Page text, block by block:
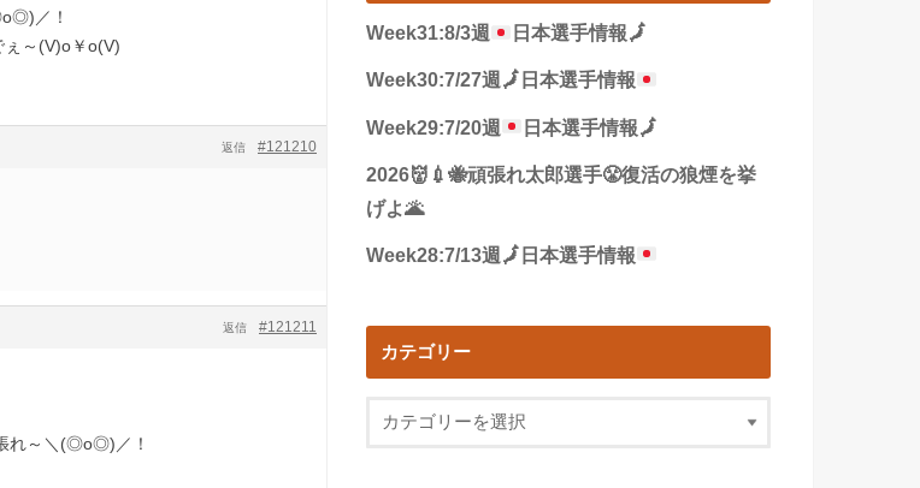
／！
～(V)o￥o(V)
#121210
返信
#121211
返信
れ～＼(◎o◎)／！
Week31:8/3週 日本選手情報🗾
Week30:7/27週🗾 日本選手情報
Week29:7/20週 日本選手情報🗾
2026👹💉🐝頑張れ太郎選手😤復活の狼煙を挙
げよ🌋
Week28:7/13週 🗾 日本選手情報
カテゴリー